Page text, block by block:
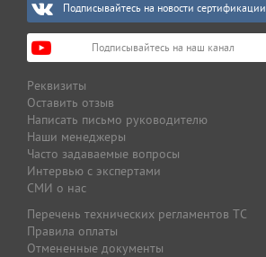
Подписывайтесь на новости сертификации
Подписывайтесь на наш канал
Реквизиты
Оставить отзыв
Написать письмо руководителю
Наши менеджеры
Часто задаваемые вопросы
Интервью с экспертами
СМИ о нас
Перечень технических регламентов ТС
Правила оплаты
Отмененные документы